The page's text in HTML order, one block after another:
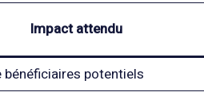
Impact attendu
bénéficiaires potentiels